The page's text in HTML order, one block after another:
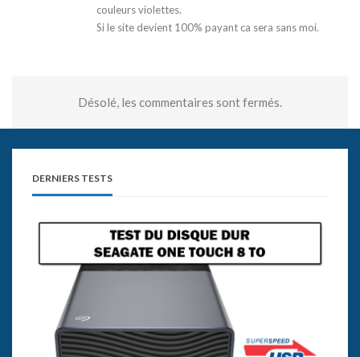
couleurs violettes.
Si le site devient 100% payant ca sera sans moi.
Désolé, les commentaires sont fermés.
DERNIERS TESTS